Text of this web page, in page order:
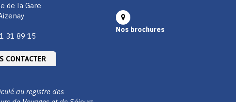
de la Gare
31 89 15
CONTACTER
au registre des
Nos brochures